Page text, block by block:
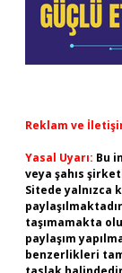
Reklam ve
Yasal Uyarı: Bu
veya şahıs
Sitede yalnızca
taşımamakta
paylaşım
benzerlikleri